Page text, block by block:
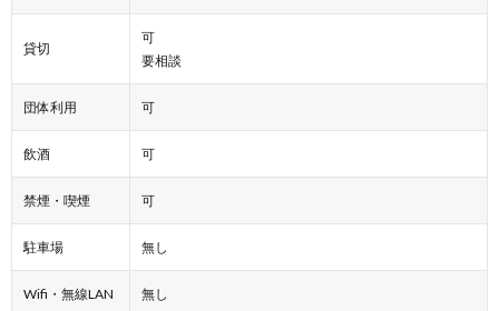
貸切
可
要相談
団体利用 可
飲酒 可
禁煙・喫煙 可
駐車場 無し
Wifi・無線LAN 無し